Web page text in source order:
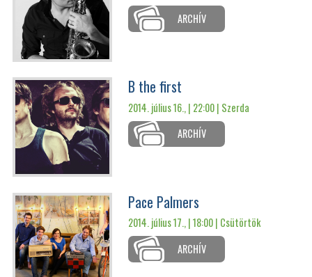
ARCHÍV
B the first
2014. július 16., | 22:00 | Szerda
ARCHÍV
Pace Palmers
2014. július 17., | 18:00 | Csütörtök
ARCHÍV